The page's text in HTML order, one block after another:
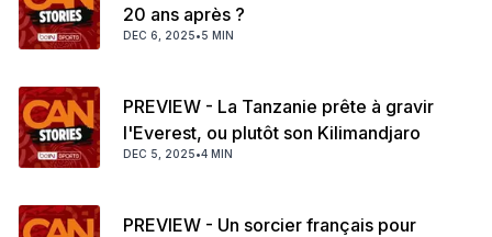
20 ans après ?
DEC 6, 2025•5 MIN
PREVIEW - La Tanzanie prête à gravir
l'Everest, ou plutôt son Kilimandjaro
DEC 5, 2025•4 MIN
PREVIEW - Un sorcier français pour